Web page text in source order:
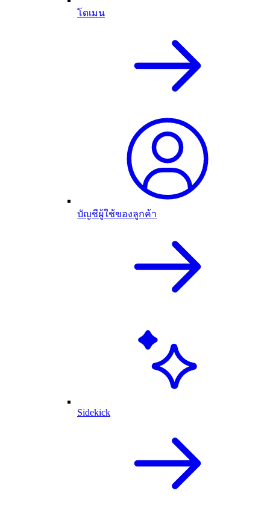
โดเมน
บัญชีผู้ใช้ของลูกค้า
Sidekick